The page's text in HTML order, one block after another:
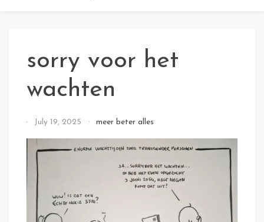
sorry voor het
wachten
ByJuly 19, 2025 meer beter alles